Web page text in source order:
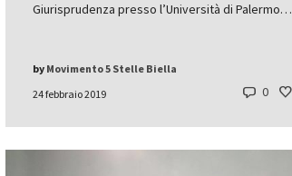
Giurisprudenza presso l’Università di Palermo…
24 febbraio 2019
by Movimento 5 Stelle Biella
0